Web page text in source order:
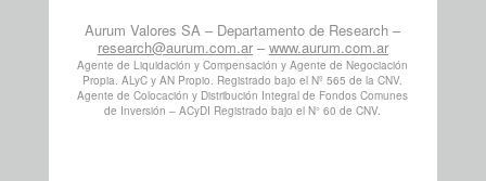
Aurum Valores SA – Departamento de Research –
research@aurum.com.ar– www.aurum.com.ar
Agente de Liquidación y Compensación y Agente de Negociación
Propia. ALyC y AN Propio. Registrado bajo el Nº 565 de la CNV.
Agente de Colocación y Distribución Integral de Fondos Comunes
de Inversión – ACyDI Registrado bajo el N° 60 de CNV.